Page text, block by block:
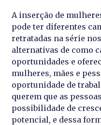
A inserção de
pode ter diferentes
retratadas na série
alternativas de como
oportunidades e
mulheres, mães e
oportunidade de
querem que as
possibilidade de
potencial, e dessa